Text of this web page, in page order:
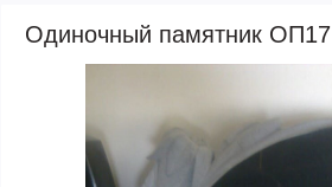
Одиночный памятник ОП17